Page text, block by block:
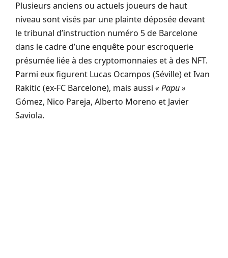
Plusieurs anciens ou actuels joueurs de haut
niveau sont visés par une plainte déposée devant
le tribunal d’instruction numéro 5 de Barcelone
dans le cadre d’une enquête pour escroquerie
présumée liée à des cryptomonnaies et à des NFT.
Parmi eux figurent Lucas Ocampos (Séville) et Ivan
Rakitic (ex-FC Barcelone), mais aussi « Papu »
Gómez, Nico Pareja, Alberto Moreno et Javier
Saviola.